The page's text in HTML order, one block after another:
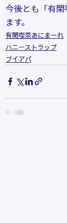
今後とも「有
ます。
有閑喫茶あにまーれ
ハニーストラップ
ブイアパ